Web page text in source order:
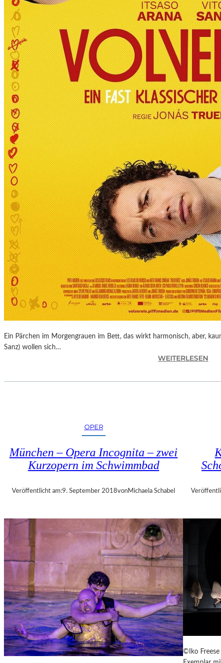
T
D
I
E
6
I
N
T
E
R
O
N
A
L
E
K
U
N
T
M
E
S
S
Ein Pärchen im Morgengrauen im Bett, das wirkt harmonisch, aber,
Sanz) wollen sich…
WEITERLESEN
O
B
–
O
S
–
F
OPER
München – Opera Incognita – zwei
Kurzopern im Schwimmbad
Veröffentlicht am:9. September 2018vonMichaela Schabel
©Iko Freese